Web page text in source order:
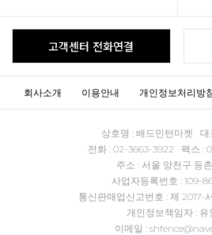
고객센터 전화연결
회사소개 이용안내 개인정보처리방
상호명 : 배드민턴마켓 대
전화 : 02-3663-3922 팩스 :
주소 : 서울 양천구 등
사업자등록번호 : 109-
통신판매업신고번호 : 제 2017-
개인정보책임자 : 유
이메일 :